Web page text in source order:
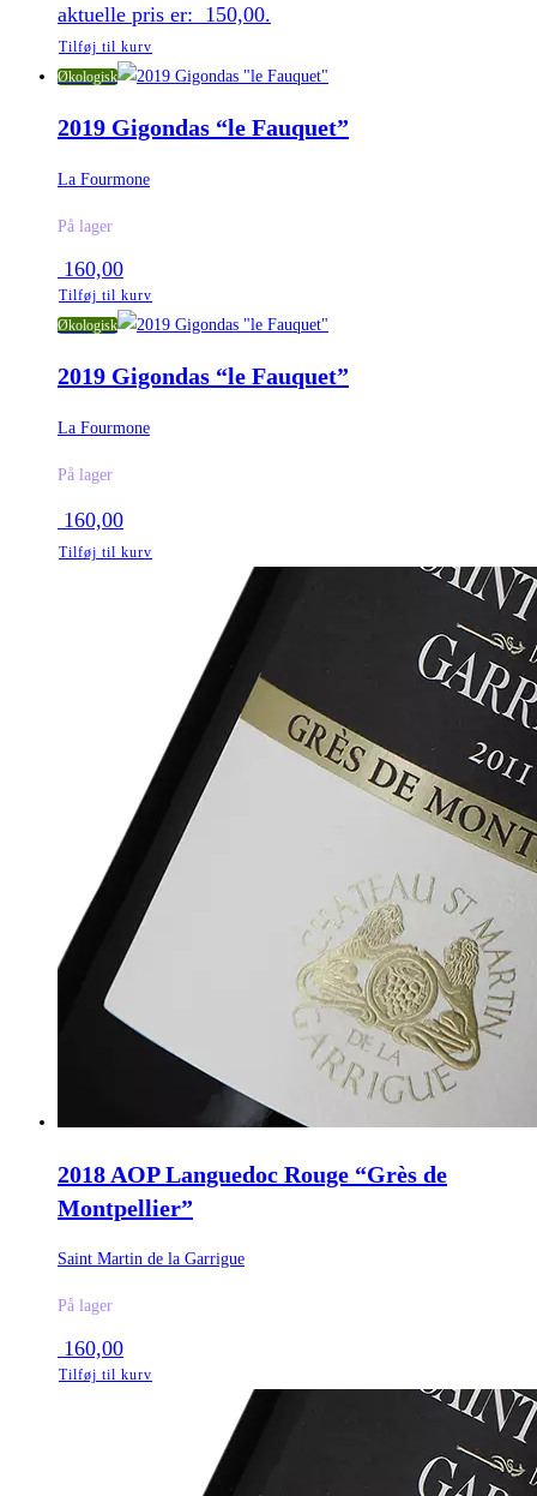
aktuelle pris er: 150,00.
Tilføj til kurv
Økologisk
2019 Gigondas “le Fauquet”
La Fourmone
På lager
160,00
Tilføj til kurv
Økologisk
2019 Gigondas “le Fauquet”
La Fourmone
På lager
160,00
Tilføj til kurv
2018 AOP Languedoc Rouge “Grès de
Montpellier”
Saint Martin de la Garrigue
På lager
160,00
Tilføj til kurv